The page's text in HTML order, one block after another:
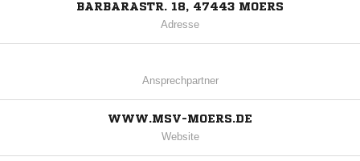
BARBARASTR. 18, 47443 MOERS
Adresse
Ansprechpartner
WWW.MSV-MOERS.DE
Website